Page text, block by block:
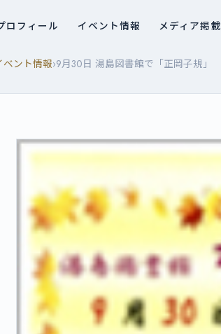
ロフィール イベント情報 メディア掲載
ベント情報›9月30日 湯島図書館で「正岡子規」